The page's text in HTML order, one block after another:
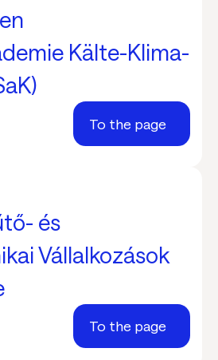
Kälte-Klima-
To the page
és
Vállalkozások
To the page